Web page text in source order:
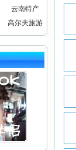
云南特产
高尔夫旅游